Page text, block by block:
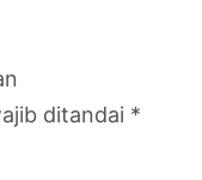
ditandai *